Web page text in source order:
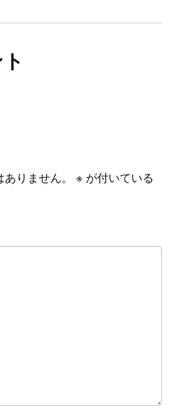
りません。 ※ が付いている